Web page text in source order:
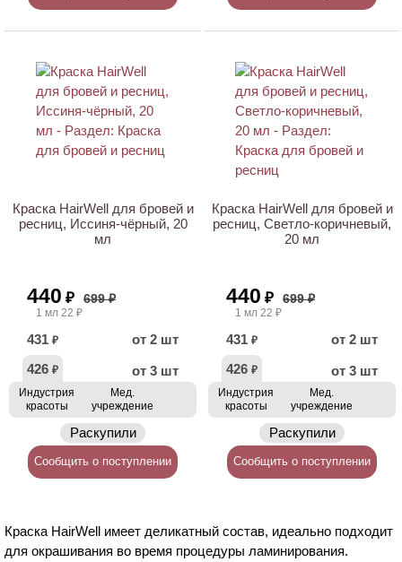
Краска HairWell для бровей и
ресниц, Иссиня-чёрный, 20
мл
440 ₽ 699 ₽
1 мл 22 ₽
431 ₽
от 2 шт
426 ₽ от 3 шт
Индустрия
красоты
Мед.
учреждение
Раскупили
Сообщить о поступлении
Краска HairWell для бровей и
ресниц, Светло-коричневый,
20 мл
440 ₽ 699 ₽
1 мл 22 ₽
431 ₽
от 2 шт
426 ₽ от 3 шт
Индустрия
красоты
Мед.
учреждение
Раскупили
Сообщить о поступлении
Краска HairWell имеет деликатный состав, идеально подходит
для окрашивания во время процедуры ламинирования.